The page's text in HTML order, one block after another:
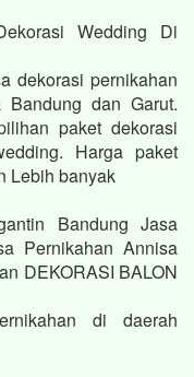
Wedding Di
dekorasi pernikahan
dan Garut.
paket dekorasi
Harga paket
Lebih banyak
Bandung Jasa
Pernikahan Annisa
DEKORASI BALON
di daerah